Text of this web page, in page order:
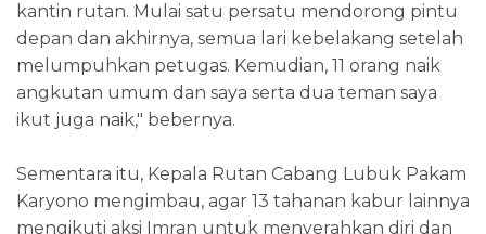
kantin rutan. Mulai satu persatu mendorong pintu
depan dan akhirnya, semua lari kebelakang setelah
melumpuhkan petugas. Kemudian, 11 orang naik
angkutan umum dan saya serta dua teman saya
ikut juga naik," bebernya.
Sementara itu, Kepala Rutan Cabang Lubuk Pakam
Karyono mengimbau, agar 13 tahanan kabur lainnya
mengikuti aksi Imran untuk menyerahkan diri dan